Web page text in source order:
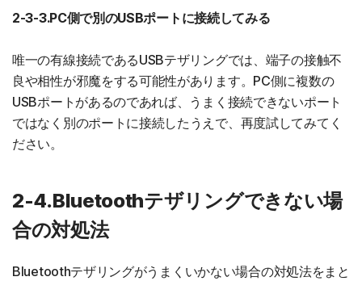
2-3-3.PC側で別のUSBポートに接続してみる
唯一の有線接続であるUSBテザリングでは、端子の接触不
良や相性が邪魔をする可能性があります。PC側に複数の
USBポートがあるのであれば、うまく接続できないポート
ではなく別のポートに接続したうえで、再度試してみてく
ださい。
2-4.Bluetoothテザリングできない場
合の対処法
Bluetoothテザリングがうまくいかない場合の対処法をまと